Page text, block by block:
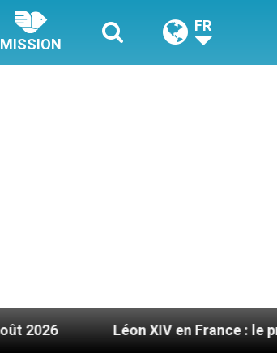
MISSION
FR
Léon XIV en France : le programme